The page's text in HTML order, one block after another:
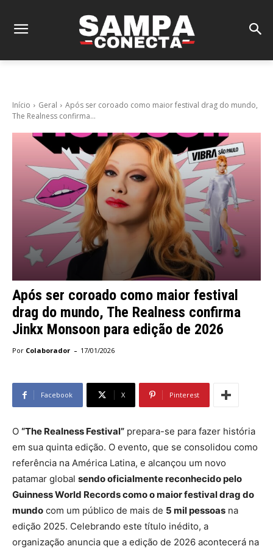
Início Geral
Após ser coroado como maior festival drag do mundo,
The Realness confirma...
Após ser coroado como maior festival
drag do mundo, The Realness confirma
Jinkx Monsoon para edição de 2026
Por Colaborador - 17/01/2026
Facebook X Pinterest
O “The Realness Festival” prepara-se para fazer história
em sua quinta edição. O evento, que se consolidou como
referência na América Latina, e alcançou um novo
patamar global sendo oficialmente reconhecido pelo
Guinness World Records como o maior festival drag do
mundo com um público de mais de 5 mil pessoas na
edição 2025. Celebrando este título inédito, a
organização anuncia que a edição de 2026 acontecerá na